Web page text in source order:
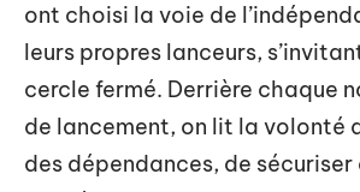
ont choisi la voie de
leurs propres lanceurs,
cercle fermé. Derrière chaque
de lancement, on lit la volonté
des dépendances, de